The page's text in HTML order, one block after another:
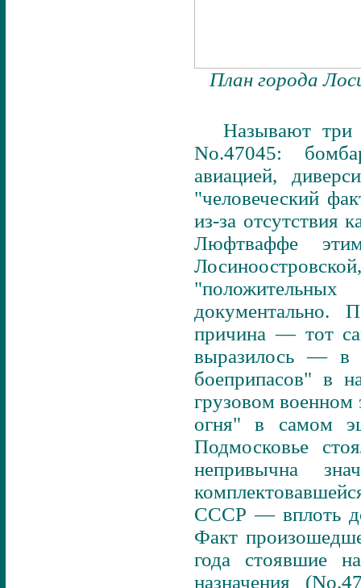
План города
Называют три
No.47045:
авиацией,
"человеческий
из-за отсутствия
Люфтваффе
документально.
причина — тот
выразилось — в
боеприпасов" в
грузовом военном
огня" в самом
Подмосковье
непривычна
СССР — вплоть
Факт
года стоявшие
назначения